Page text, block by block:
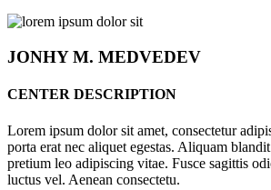
JONHYM. MEDVEDEV
CENTER DESCRIPTION
Lorem ipsum dolor sit amet, consectetur
porta erat nec aliquet egestas. Aliquam
pretium leo adipiscing vitae. Fusce sagittis
luctus vel. Aenean consectetu.